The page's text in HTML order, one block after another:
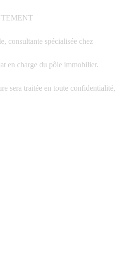
consultante spécialisée chez
en charge du pôle immobilier.
sera traitée en toute confidentialité,